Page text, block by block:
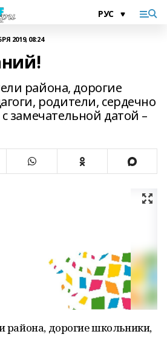
2019, 08:24
района, дорогие
родители, сердечно
замечательной датой –
дорогие школьники,